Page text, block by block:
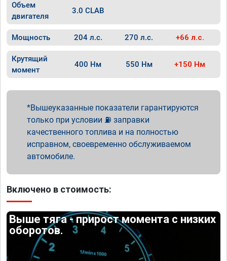
Объем
двигателя
3.0 CLAB
Мощность 204 л.с. 270 л.с. +66 л.с.
Крутящий
момент
400 Нм 550 Нм +150 Нм
Вышеуказанные показатели гарантируются
только при условии ⛽ заправки
качественного топлива и на полностью
исправном, своевременно обслуживаемом
автомобиле.
Включено в стоимость:
Выше тяга - прирост момента с низких
оборотов.